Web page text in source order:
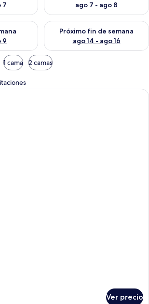
7
ago 7 - ago 8
9
para este fin de semana ago 7 -
Próximo fin de semana
ago 14 - ago 16
Consulta la disponibilidad
1 cama 2 camas
Ver precio